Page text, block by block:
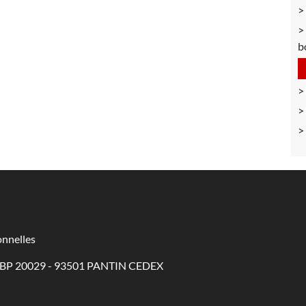
20029 - 93501 PANTIN CEDEX